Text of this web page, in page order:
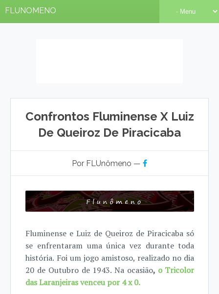
FLUNOMENO
Confrontos Fluminense X Luiz
De Queiroz De Piracicaba
Por FLUnômeno —
Fluminense e Luiz de Queiroz de Piracicaba só
se enfrentaram uma única vez durante toda
história. Foi um jogo amistoso, realizado no dia
20 de Outubro de 1943. Na ocasião, o Tricolor
das Laranjeiras venceu por 4 x 0.